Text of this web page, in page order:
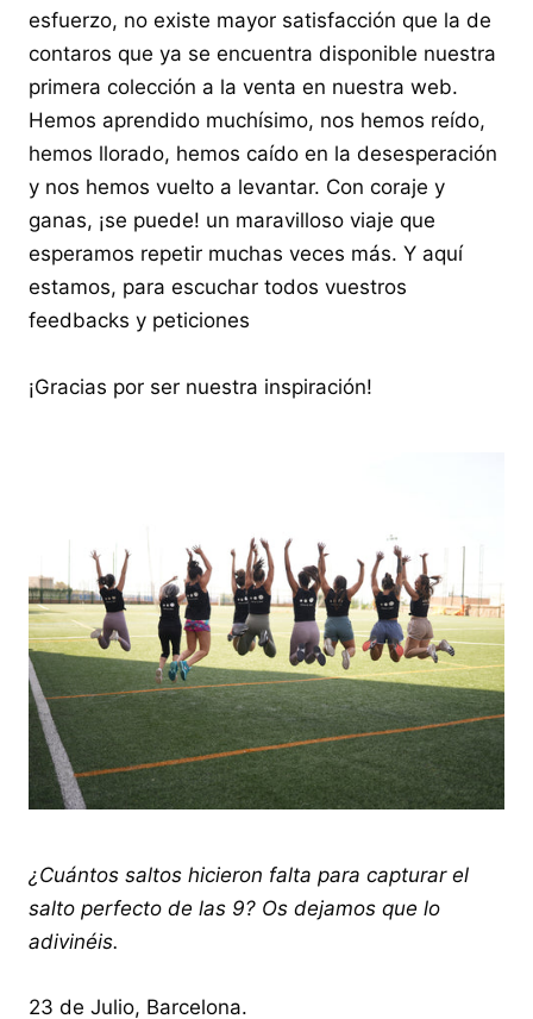
esfuerzo, no existe mayor satisfacción que la de
contaros que ya se encuentra disponible nuestra
primera colección a la venta en nuestra web.
Hemos aprendido muchísimo, nos hemos reído,
hemos llorado, hemos caído en la desesperación
y nos hemos vuelto a levantar. Con coraje y
ganas, ¡se puede! un maravilloso viaje que
esperamos repetir muchas veces más. Y aquí
estamos, para escuchar todos vuestros
feedbacks y peticiones
¡Gracias por ser nuestra inspiración!
¿Cuántos saltos hicieron falta para capturar el
salto perfecto de las 9? Os dejamos que lo
adivinéis.
23 de Julio, Barcelona.